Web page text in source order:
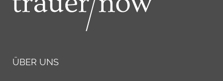
ÜBER UNS